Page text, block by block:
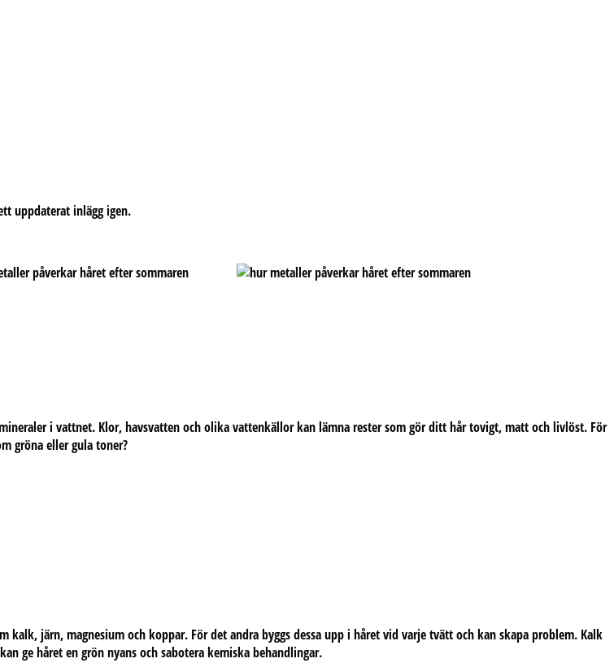
uppdaterat inlägg igen.
i vattnet. Klor, havsvatten och olika vattenkällor kan lämna rester som gör ditt hår tovigt, matt och livlöst. För
gröna eller gula toner?
järn, magnesium och koppar. För det andra byggs dessa upp i håret vid varje tvätt och kan skapa problem. Kalk
ge håret en grön nyans och sabotera kemiska behandlingar.